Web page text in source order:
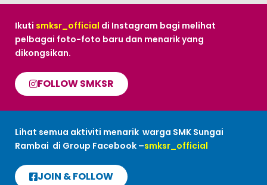
Ikuti smksr_official di Instagram bagi melihat
pelbagai foto-foto baru dan menarik yang
dikongsikan.
FOLLOW SMKSR
Lihat semua aktiviti menarik warga SMK Sungai
Rambai di Group Facebook –smksr_official
JOIN & FOLLOW